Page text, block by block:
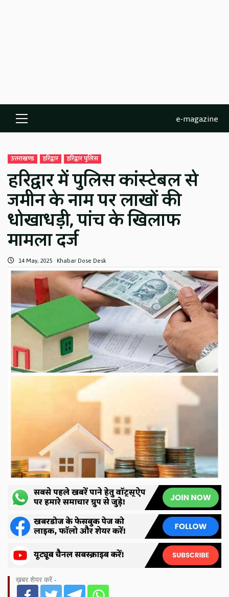
Primary
Menu
e-magazine
उत्तराखण्ड हरिद्वार हरिद्वार पुलिस
हरिद्वार में पुलिस कांस्टेबल से
जमीन के नाम पर लाखों की
धोखाधड़ी, पांच के खिलाफ
मामला दर्ज
14 May, 2025 Khabar Dose Desk
ख़बर शेयर करें -